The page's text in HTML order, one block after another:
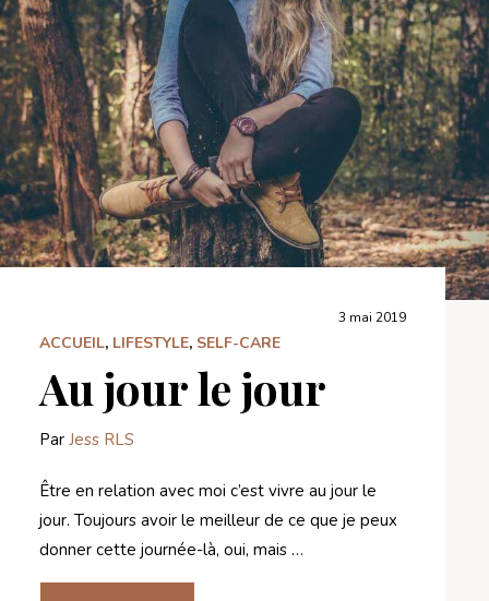
3 mai 2019
ACCUEIL, LIFESTYLE, SELF-CARE
Au jour le jour
Par Jess RLS
Être en relation avec moi c’est vivre au jour le
jour. Toujours avoir le meilleur de ce que je peux
donner cette journée-là, oui, mais …